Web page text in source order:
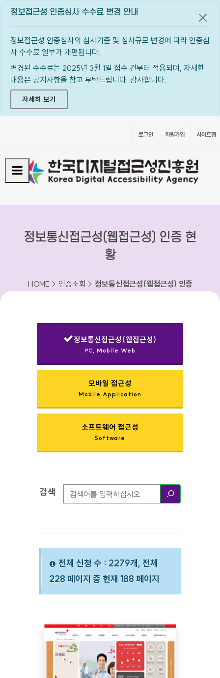
정보접근성 인증심사 수수료 변경 안내
정보접근성 인증심사의 심사기준 및 심사규모 변경에 따라 인증심
사 수수료 일부가 개편됩니다.
변경된 수수료는 2025년 3월 1일 접수 건부터 적용되며, 자세한
내용은 공지사항을 참고 부탁드립니다. 감사합니다.
자세히 보기
공지
로그인 회원가입 사이트맵
정보통신접근성(웹접근성) 인증 현
황
HOME > 인증조회 > 정보통신접근성(웹접근성) 인증
정보통신접근성(웹접근성)
PC, Mobile Web
모바일 접근성
Mobile Application
소프트웨어 접근성
Software
검색옵션
검색
전체 신청 수 : 2279개, 전체
228 페이지 중 현재 188 페이지